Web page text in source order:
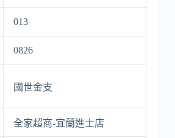
013
0826
國世金支
全家超商-宜蘭進士店